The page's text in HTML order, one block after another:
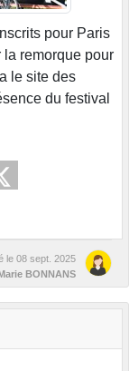
pour Paris
la remorque pour
le site des
du festival
le 08 sept. 2025
BONNANS